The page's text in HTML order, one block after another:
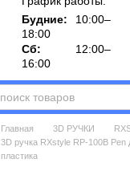
Будние:
10:00–
18:00
Сб:
12:00–
16:00
Главная 3D РУЧКИ
3D ручка RXstyle RP-100B Pen
пластика